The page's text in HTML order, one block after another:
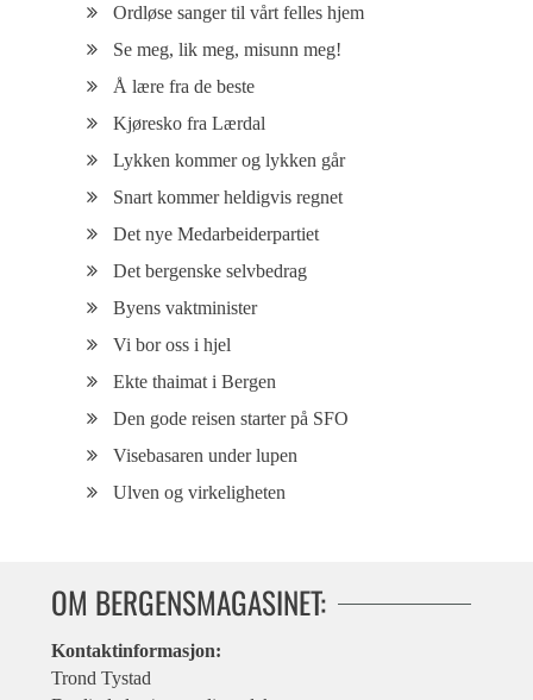
Ordløse sanger til vårt felles hjem
Se meg, lik meg, misunn meg!
Å lære fra de beste
Kjøresko fra Lærdal
Lykken kommer og lykken går
Snart kommer heldigvis regnet
Det nye Medarbeiderpartiet
Det bergenske selvbedrag
Byens vaktminister
Vi bor oss i hjel
Ekte thaimat i Bergen
Den gode reisen starter på SFO
Visebasaren under lupen
Ulven og virkeligheten
OM BERGENSMAGASINET:
Kontaktinformasjon:
Trond Tystad